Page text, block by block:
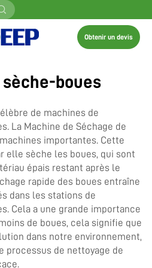
Obtenir un devis
boues
de machines de
La Machine de Séchage de
importantes. Cette
elle sèche les boues, qui sont
épais restant après le
rapide des boues entraîne
dans les stations de
Cela a une grande importance
de boues, cela signifie que
dans notre environnement,
processus de nettoyage de